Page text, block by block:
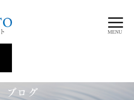
MENU
ブログ